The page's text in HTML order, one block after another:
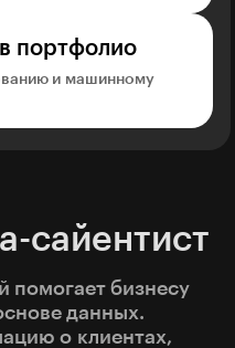
портфолио
и машинному
сайентист
помогает бизнесу
данных.
о клиентах,